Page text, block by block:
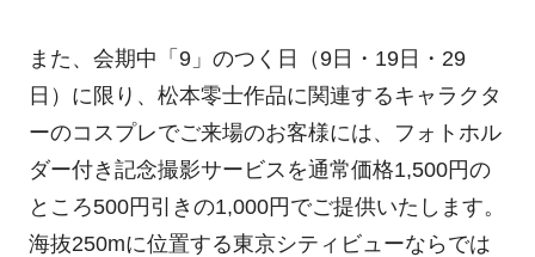
また、会期中「9」のつく日（9日・19日・29
日）に限り、松本零士作品に関連するキャラクタ
ーのコスプレでご来場のお客様には、フォトホル
ダー付き記念撮影サービスを通常価格1,500円の
ところ500円引きの1,000円でご提供いたします。
海抜250mに位置する東京シティビューならでは